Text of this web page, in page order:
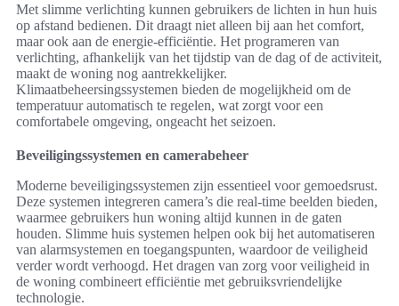
Met slimme verlichting kunnen gebruikers de lichten in hun huis
op afstand bedienen. Dit draagt niet alleen bij aan het comfort,
maar ook aan de energie-efficiëntie. Het programeren van
verlichting, afhankelijk van het tijdstip van de dag of de activiteit,
maakt de woning nog aantrekkelijker.
Klimaatbeheersingssystemen bieden de mogelijkheid om de
temperatuur automatisch te regelen, wat zorgt voor een
comfortabele omgeving, ongeacht het seizoen.
Beveiligingssystemen en camerabeheer
Moderne beveiligingssystemen zijn essentieel voor gemoedsrust.
Deze systemen integreren camera’s die real-time beelden bieden,
waarmee gebruikers hun woning altijd kunnen in de gaten
houden. Slimme huis systemen helpen ook bij het automatiseren
van alarmsystemen en toegangspunten, waardoor de veiligheid
verder wordt verhoogd. Het dragen van zorg voor veiligheid in
de woning combineert efficiëntie met gebruiksvriendelijke
technologie.